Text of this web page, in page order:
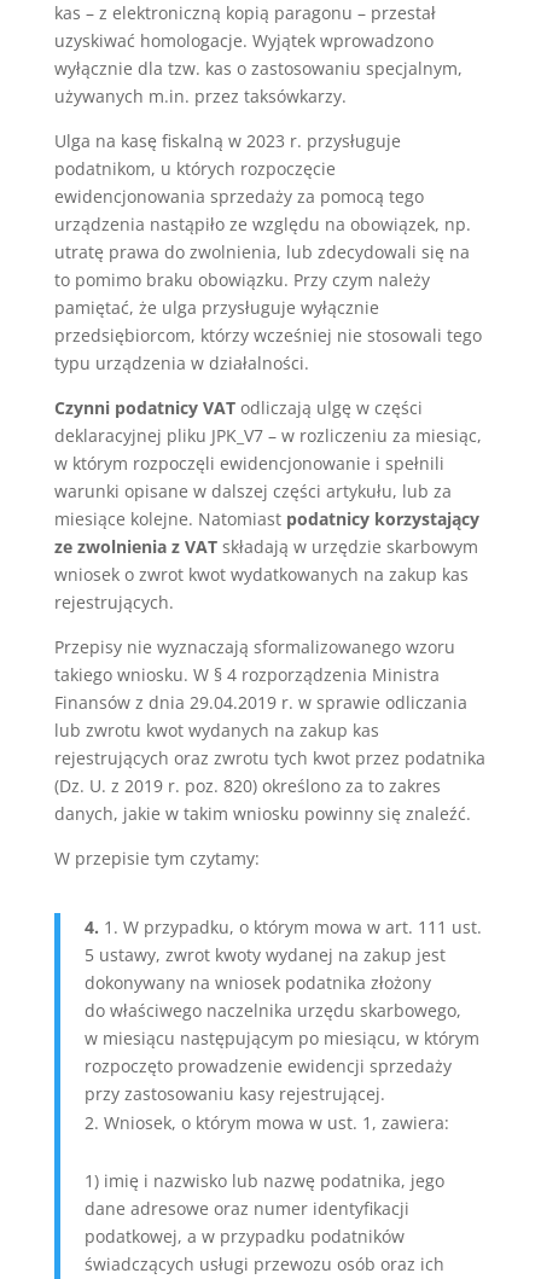
kas – z elektroniczną kopią paragonu – przestał
uzyskiwać homologacje. Wyjątek wprowadzono
wyłącznie dla tzw. kas o zastosowaniu specjalnym,
używanych m.in. przez taksówkarzy.
Ulga na kasę fiskalną w 2023 r. przysługuje
podatnikom, u których rozpoczęcie
ewidencjonowania sprzedaży za pomocą tego
urządzenia nastąpiło ze względu na obowiązek, np.
utratę prawa do zwolnienia, lub zdecydowali się na
to pomimo braku obowiązku. Przy czym należy
pamiętać, że ulga przysługuje wyłącznie
przedsiębiorcom, którzy wcześniej nie stosowali tego
typu urządzenia w działalności.
Czynni podatnicy VATodliczają ulgę w części
deklaracyjnej pliku JPK_V7 – w rozliczeniu za miesiąc,
w którym rozpoczęli ewidencjonowanie i spełnili
warunki opisane w dalszej części artykułu, lub za
miesiące kolejne. Natomiast podatnicy korzystający
ze zwolnienia z VATskładają w urzędzie skarbowym
wniosek o zwrot kwot wydatkowanych na zakup kas
rejestrujących.
Przepisy nie wyznaczają sformalizowanego wzoru
takiego wniosku. W § 4 rozporządzenia Ministra
Finansów z dnia 29.04.2019 r. w sprawie odliczania
lub zwrotu kwot wydanych na zakup kas
rejestrujących oraz zwrotu tych kwot przez podatnika
(Dz. U. z 2019 r. poz. 820) określono za to zakres
danych, jakie w takim wniosku powinny się znaleźć.
W przepisie tym czytamy:
4. 1. W przypadku, o którym mowa w art. 111 ust.
5 ustawy, zwrot kwoty wydanej na zakup jest
dokonywany na wniosek podatnika złożony
do właściwego naczelnika urzędu skarbowego,
w miesiącu następującym po miesiącu, w którym
rozpoczęto prowadzenie ewidencji sprzedaży
przy zastosowaniu kasy rejestrującej.
Wniosek, o którym mowa w ust. 1, zawiera:
1) imię i nazwisko lub nazwę podatnika, jego
dane adresowe oraz numer identyfikacji
podatkowej, a w przypadku podatników
świadczących usługi przewozu osób oraz ich